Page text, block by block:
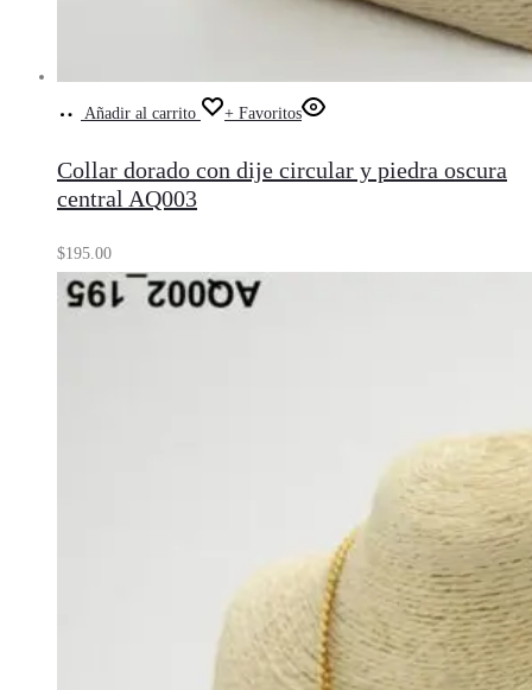
Añadir al carrito + Favoritos
Collar dorado con dije circular y piedra oscura
central AQ003
$195.00